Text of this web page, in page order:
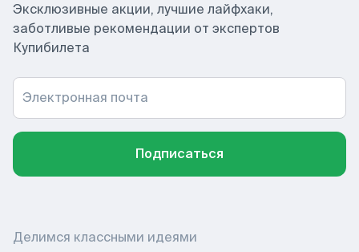
Эксклюзивные акции, лучшие лайфхаки,
заботливые рекомендации от экспертов
Купибилета
Электронная почта
Подписаться
Делимся классными идеями